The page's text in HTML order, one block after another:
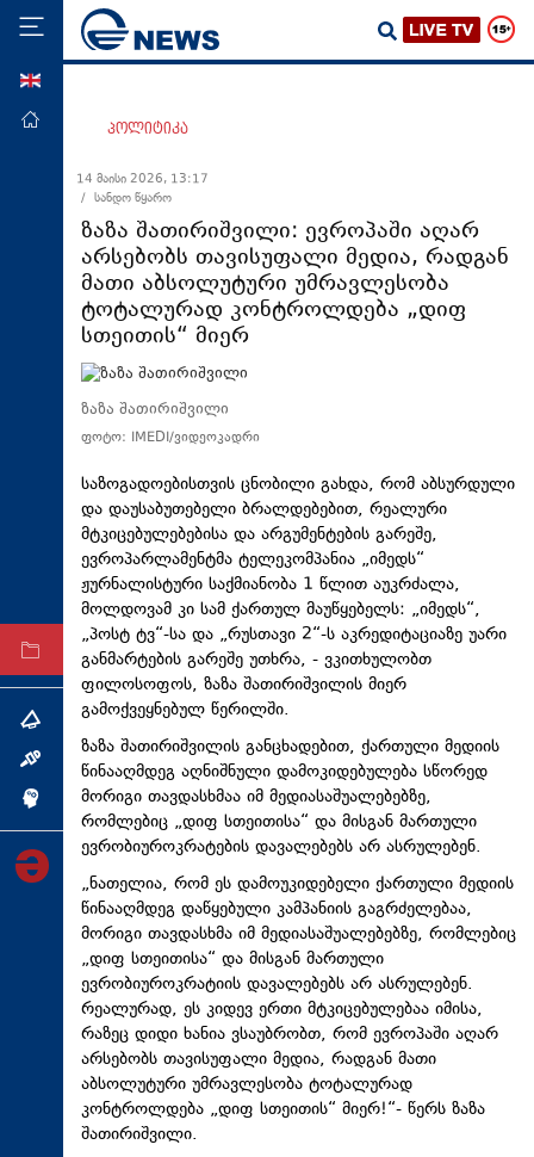
მთავარი
ეკონომიკა
მსოფლიო
ჯანდაცვა
საზოგადოება
რეგიონი
კულტურა
სპორტი
ტექნოლოგიები
ტაბლოიდი
თემა
ინტერვიუ
ინქვიზიცია
პოლიტიკა
14 მაისი 2026, 13:17
/ სანდო წყარო
ზაზა შათირიშვილი: ევროპაში აღარ
არსებობს თავისუფალი მედია, რადგან
მათი აბსოლუტური უმრავლესობა
ტოტალურად კონტროლდება „დიფ
სთეითის“ მიერ
ზაზა შათირიშვილი
ფოტო: IMEDI/ვიდეოკადრი
საზოგადოებისთვის ცნობილი გახდა, რომ აბსურდული
და დაუსაბუთებელი ბრალდებებით, რეალური
მტკიცებულებებისა და არგუმენტების გარეშე,
ევროპარლამენტმა ტელეკომპანია „იმედს“
ჟურნალისტური საქმიანობა 1 წლით აუკრძალა,
მოლდოვამ კი სამ ქართულ მაუწყებელს: „იმედს“,
„პოსტ ტვ“-სა და „რუსთავი 2“-ს აკრედიტაციაზე უარი
განმარტების გარეშე უთხრა, - ვკითხულობთ
ფილოსოფოს, ზაზა შათირიშვილის მიერ
გამოქვეყნებულ წერილში.
ზაზა შათირიშვილის განცხადებით, ქართული მედიის
წინააღმდეგ აღნიშნული დამოკიდებულება სწორედ
მორიგი თავდასხმაა იმ მედიასაშუალებებზე,
რომლებიც „დიფ სთეითისა“ და მისგან მართული
ევრობიუროკრატების დავალებებს არ ასრულებენ.
„ნათელია, რომ ეს დამოუკიდებელი ქართული მედიის
წინააღმდეგ დაწყებული კამპანიის გაგრძელებაა,
მორიგი თავდასხმა იმ მედიასაშუალებებზე, რომლებიც
„დიფ სთეითისა“ და მისგან მართული
ევრობიუროკრატიის დავალებებს არ ასრულებენ.
რეალურად, ეს კიდევ ერთი მტკიცებულებაა იმისა,
რაზეც დიდი ხანია ვსაუბრობთ, რომ ევროპაში აღარ
არსებობს თავისუფალი მედია, რადგან მათი
აბსოლუტური უმრავლესობა ტოტალურად
კონტროლდება „დიფ სთეითის“ მიერ!“- წერს ზაზა
შათირიშვილი.